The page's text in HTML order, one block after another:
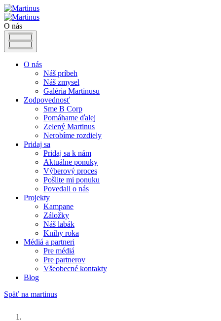
O nás
O nás
Náš príbeh
Náš zmysel
Galéria Martinusu
Zodpovednosť
Sme B Corp
Pomáhame ďalej
Zelený Martinus
Nerobíme rozdiely
Pridaj sa
Pridaj sa k nám
Aktuálne ponuky
Výberový proces
Pošlite mi ponuku
Povedali o nás
Projekty
Kampane
Záložky
Náš labák
Knihy roka
Médiá a partneri
Pre médiá
Pre partnerov
Všeobecné kontakty
Blog
Späť na martinus